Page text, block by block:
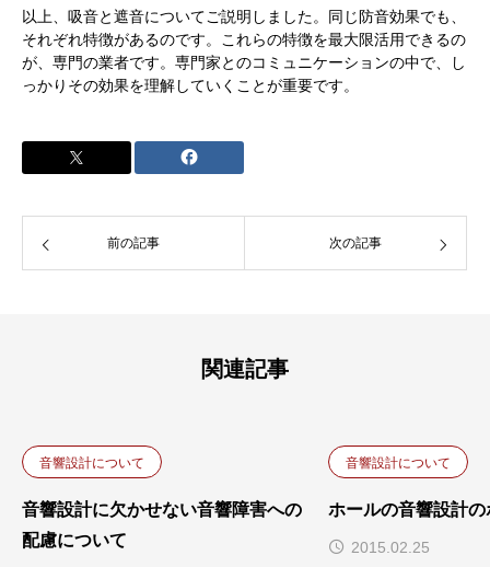
以上、吸音と遮音についてご説明しました。同じ防音効果でも、
それぞれ特徴があるのです。これらの特徴を最大限活用できるの
が、専門の業者です。専門家とのコミュニケーションの中で、し
っかりその効果を理解していくことが重要です。
前の記事 次の記事
関連記事
音響設計について
音響設計に欠かせない音響障害への
配慮について
音響設計について
ホールの音響設計の
2015.02.25